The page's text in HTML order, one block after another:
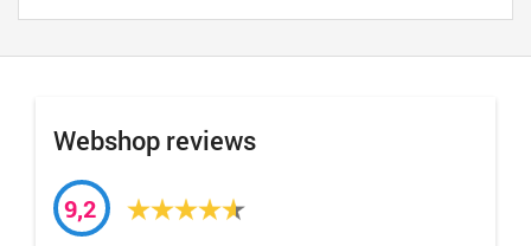
Webshop reviews
9,2